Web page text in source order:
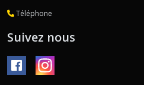
Téléphone
Suivez nous